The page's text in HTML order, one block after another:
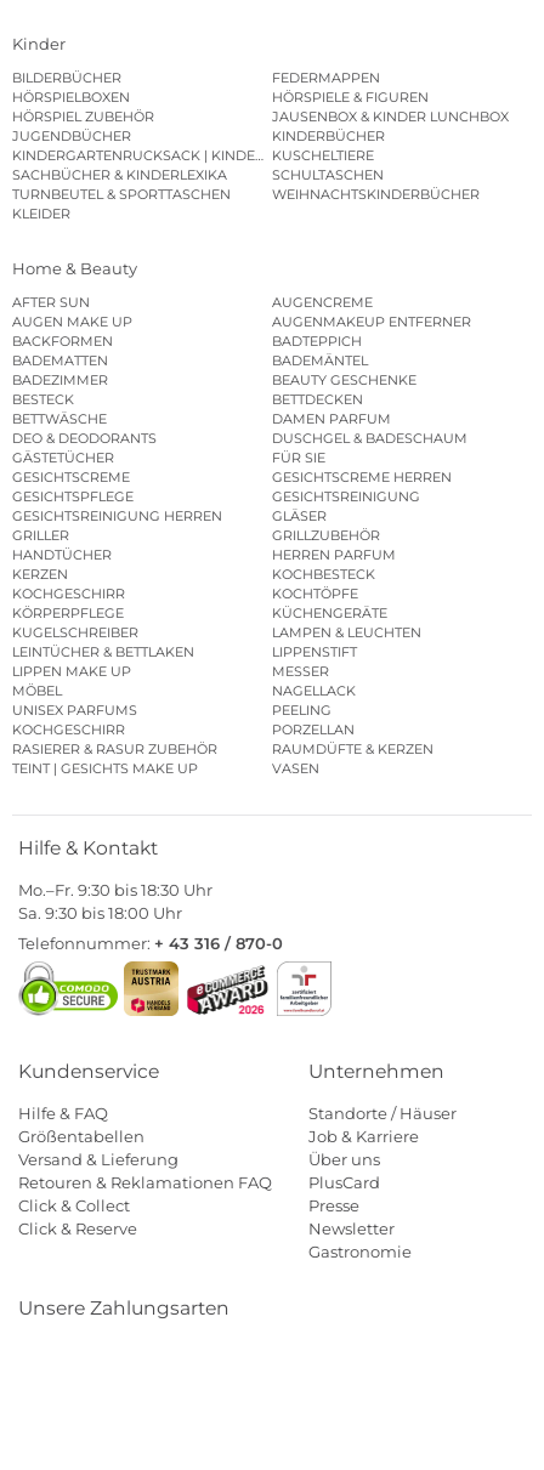
Kinder
BILDERBÜCHER
FEDERMAPPEN
HÖRSPIELBOXEN
HÖRSPIELE & FIGUREN
HÖRSPIEL ZUBEHÖR
JAUSENBOX & KINDER LUNCHBOX
JUGENDBÜCHER
KINDERBÜCHER
KINDERGARTENRUCKSACK | KINDERGARTENBEUTEL
KUSCHELTIERE
SACHBÜCHER & KINDERLEXIKA
SCHULTASCHEN
TURNBEUTEL & SPORTTASCHEN
WEIHNACHTSKINDERBÜCHER
KLEIDER
Home & Beauty
AFTER SUN
AUGENCREME
AUGEN MAKE UP
AUGENMAKEUP ENTFERNER
BACKFORMEN
BADTEPPICH
BADEMATTEN
BADEMÄNTEL
BADEZIMMER
BEAUTY GESCHENKE
BESTECK
BETTDECKEN
BETTWÄSCHE
DAMEN PARFUM
DEO & DEODORANTS
DUSCHGEL & BADESCHAUM
GÄSTETÜCHER
FÜR SIE
GESICHTSCREME
GESICHTSCREME HERREN
GESICHTSPFLEGE
GESICHTSREINIGUNG
GESICHTSREINIGUNG HERREN
GLÄSER
GRILLER
GRILLZUBEHÖR
HANDTÜCHER
HERREN PARFUM
KERZEN
KOCHBESTECK
KOCHGESCHIRR
KOCHTÖPFE
KÖRPERPFLEGE
KÜCHENGERÄTE
KUGELSCHREIBER
LAMPEN & LEUCHTEN
LEINTÜCHER & BETTLAKEN
LIPPENSTIFT
LIPPEN MAKE UP
MESSER
MÖBEL
NAGELLACK
UNISEX PARFUMS
PEELING
KOCHGESCHIRR
PORZELLAN
RASIERER & RASUR ZUBEHÖR
RAUMDÜFTE & KERZEN
TEINT | GESICHTS MAKE UP
VASEN
Hilfe & Kontakt
Mo.–Fr. 9:30 bis 18:30 Uhr
Sa. 9:30 bis 18:00 Uhr
Telefonnummer: + 43 316 / 870-0
Kundenservice
Hilfe & FAQ
Größentabellen
Versand & Lieferung
Retouren & Reklamationen FAQ
Click & Collect
Click & Reserve
Unternehmen
Standorte / Häuser
Job & Karriere
Über uns
PlusCard
Presse
Newsletter
Gastronomie
Unsere Zahlungsarten